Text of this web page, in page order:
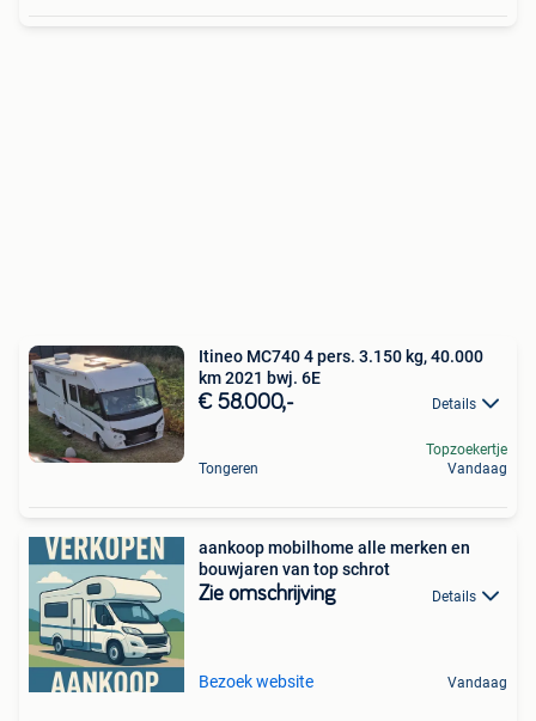
Itineo MC740 4 pers. 3.150 kg, 40.000
km 2021 bwj. 6E
€ 58.000,- Details
Tongeren
Topzoekertje
Vandaag
aankoop mobilhome alle merken en
bouwjaren van top schrot
Zie omschrijving Details
Bezoek website Vandaag